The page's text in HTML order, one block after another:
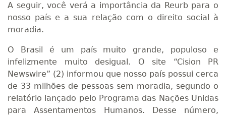
A seguir, você verá a importância da Reurb para o
nosso país e a sua relação com o direito social à
moradia.
O Brasil é um país muito grande, populoso e
infelizmente muito desigual. O site “Cision PR
Newswire” (2) informou que nosso país possui cerca
de 33 milhões de pessoas sem moradia, segundo o
relatório lançado pelo Programa das Nações Unidas
para Assentamentos Humanos. Desse número,